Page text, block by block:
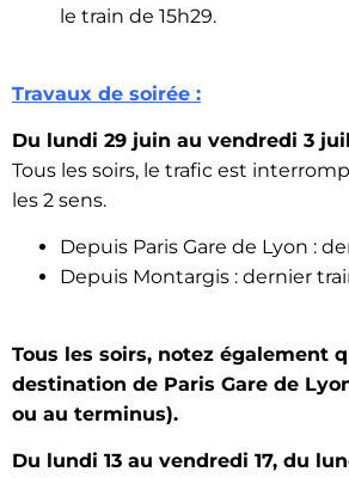
le train de 15h29.
Travaux de soirée :
Du lundi 29 juin au vendredi 3
Tous les soirs, le trafic est
les 2 sens.
Depuis Paris Gare de Lyon :
Depuis Montargis : dernier
Tous les soirs, notez également
destination de Paris Gare de
ou au terminus).
Du lundi 13 au vendredi 17, du